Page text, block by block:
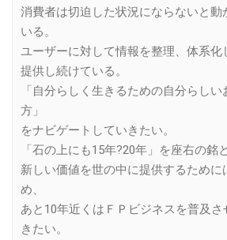
消費者は切迫した状況にならないと動
いる。
ユーザーに対して情報を整理、体系化
提供し続けている。
「自分らしく生きるための自分らし
方」
をナビゲートしていきたい。
「石の上にも15年?20年」を座右の銘
新しい価値を世の中に提供するために
め、
あと10年近くはＦＰビジネスを普及
きたい。